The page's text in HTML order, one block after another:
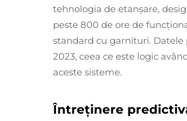
tehnologia de etanșare,
peste 800 de ore de
standard cu garnituri.
2023, ceea ce este logic
aceste sisteme.
Întreținere